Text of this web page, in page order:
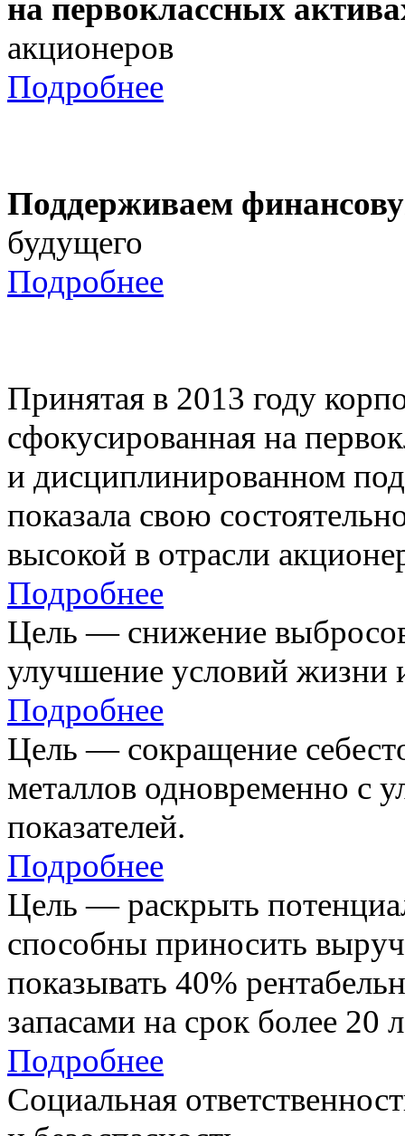
на первоклассных
акционеров
Подробнее
Поддерживаем
будущего
Подробнее
Принятая в 2013 году
сфокусированная на
и дисциплинированном
показала свою
высокой в отрасли
Подробнее
Цель — снижение
улучшение условий жизни
Подробнее
Цель — сокращение
металлов одновременно с
показателей.
Подробнее
Цель — раскрыть
способны приносить
показывать 40%
запасами на срок более 20
Подробнее
Социальная